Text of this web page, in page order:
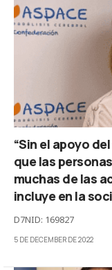
“Sin el apoyo
que las
muchas de las
incluye en la
D7NID: 169827
5 DE DECEMBER DE 2022